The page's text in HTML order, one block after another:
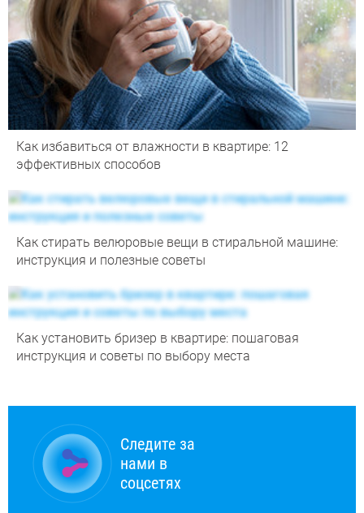
Как избавиться от влажности в квартире: 12
эффективных способов
Как стирать велюровые вещи в стиральной машине:
инструкция и полезные советы
Как установить бризер в квартире: пошаговая
инструкция и советы по выбору места
Следите за
нами в
соцсетях